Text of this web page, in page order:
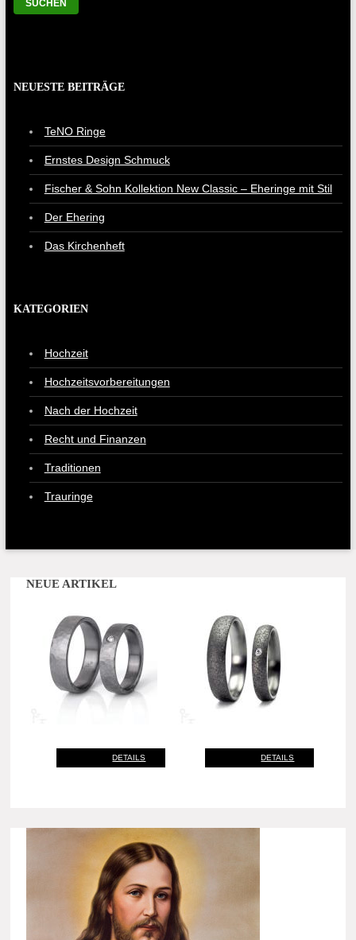
NEUESTE BEITRÄGE
TeNO Ringe
Ernstes Design Schmuck
Fischer & Sohn Kollektion New Classic – Eheringe mit Stil
Der Ehering
Das Kirchenheft
KATEGORIEN
Hochzeit
Hochzeitsvorbereitungen
Nach der Hochzeit
Recht und Finanzen
Traditionen
Trauringe
NEUE ARTIKEL
DETAILS DETAILS